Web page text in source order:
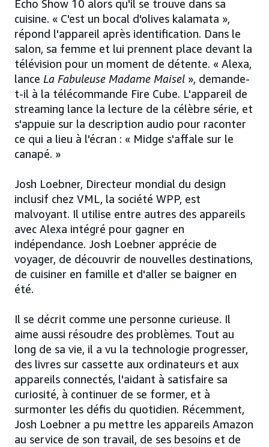
Echo Show 10 alors qu'il se trouve dans sa
cuisine. « C'est un bocal d'olives kalamata »,
répond l'appareil après identification. Dans le
salon, sa femme et lui prennent place devant la
télévision pour un moment de détente. « Alexa,
lance La Fabuleuse Madame Maisel », demande-
t-il à la télécommande Fire Cube. L'appareil de
streaming lance la lecture de la célèbre série, et
s'appuie sur la description audio pour raconter
ce qui a lieu à l'écran : « Midge s'affale sur le
canapé. »
Josh Loebner, Directeur mondial du design
inclusif chez VML, la société WPP, est
malvoyant. Il utilise entre autres des appareils
avec Alexa intégré pour gagner en
indépendance. Josh Loebner apprécie de
voyager, de découvrir de nouvelles destinations,
de cuisiner en famille et d'aller se baigner en
été.
Il se décrit comme une personne curieuse. Il
aime aussi résoudre des problèmes. Tout au
long de sa vie, il a vu la technologie progresser,
des livres sur cassette aux ordinateurs et aux
appareils connectés, l'aidant à satisfaire sa
curiosité, à continuer de se former, et à
surmonter les défis du quotidien. Récemment,
Josh Loebner a pu mettre les appareils Amazon
au service de son travail, de ses besoins et de